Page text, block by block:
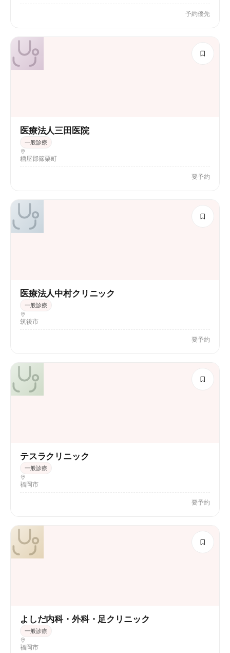
予約優先
医療法人三田医院
一般診療
糟屋郡篠栗町
要予約
医療法人中村クリニック
一般診療
筑後市
要予約
テスラクリニック
一般診療
福岡市
要予約
よしだ内科・外科・足クリニック
一般診療
福岡市